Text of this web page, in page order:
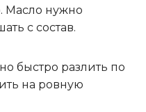
Масло нужно
с состав.
быстро разлить по
на ровную